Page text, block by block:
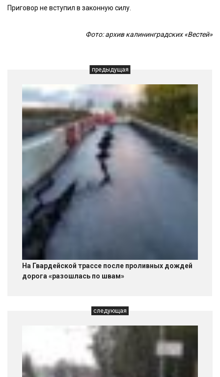
Приговор не вступил в законную силу.
Фото: архив калининградских «Вестей»
предыдущая
На Гвардейской трассе после проливных дождей
дорога «разошлась по швам»
следующая